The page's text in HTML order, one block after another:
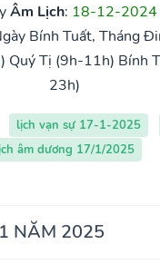
Âm Lịch: 18-12-2024
Bính Tuất, Tháng
Quý Tị (9h-11h) Bính
23h)
lịch vạn sự 17-1-2025
âm dương 17/1/2025
NĂM 2025